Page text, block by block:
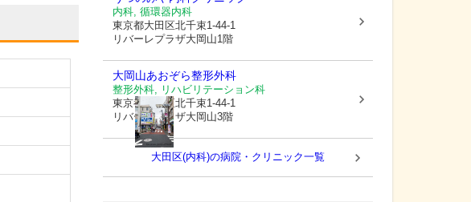
内科, 循環器内科
東京都大田区北千束1-44-1
リバーレプラザ大岡山1階
大岡山あおぞら整形外科
整形外科, リハビリテーション科
東京都大田区北千束1-44-1
リバーレプラザ大岡山3階
大田区(内科)の病院・クリニック一覧